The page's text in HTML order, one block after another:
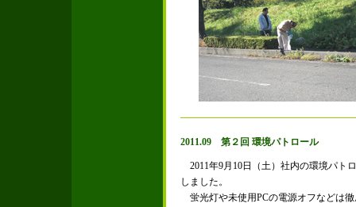
2011.09 第２回 環境パトロール
2011年9月10日（土）社内の環境パト
しました。
蛍光灯や未使用PCの電源オフなどは